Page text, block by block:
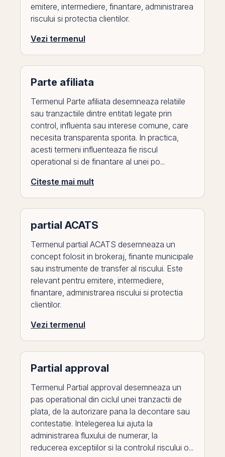
emitere, intermediere, finantare, administrarea
riscului si protectia clientilor.
Vezi termenul
Parte afiliata
Termenul Parte afiliata desemneaza relatiile
sau tranzactiile dintre entitati legate prin
control, influenta sau interese comune, care
necesita transparenta sporita. In practica,
acesti termeni influenteaza fie riscul
operational si de finantare al unei po...
Citeste mai mult
partial ACATS
Termenul partial ACATS desemneaza un
concept folosit in brokeraj, finante municipale
sau instrumente de transfer al riscului. Este
relevant pentru emitere, intermediere,
finantare, administrarea riscului si protectia
clientilor.
Vezi termenul
Partial approval
Termenul Partial approval desemneaza un
pas operational din ciclul unei tranzactii de
plata, de la autorizare pana la decontare sau
contestatie. Intelegerea lui ajuta la
administrarea fluxului de numerar, la
reducerea exceptiilor si la controlul riscului o...